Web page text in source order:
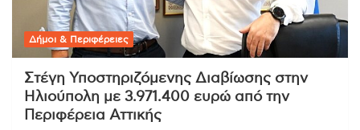
Δήμοι & Περιφέρειες
Στέγη Υποστηριζόμενης Διαβίωσης στην
Ηλιούπολη με 3.971.400 ευρώ από την
Περιφέρεια Αττικής